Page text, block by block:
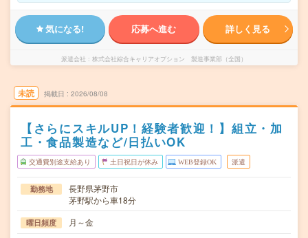
気になる! 応募へ進む 詳しく見る
派遣会社 株式会社綜合キャリアオプション 製造事業部（全国）
未読 掲載日 2026/08/08
【さらにスキルUP！経験者歓迎！】組立・加
工・食品製造など/日払いOK
交通費別途支給あり 土日祝日が休み WEB登録OK 派遣
勤務地
長野県茅野市
茅野駅から車18分
曜日頻度 月～金